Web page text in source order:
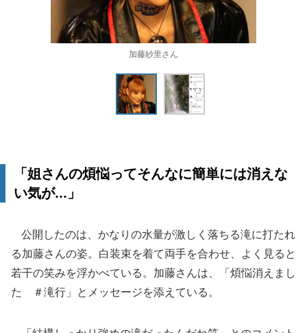
加藤紗里さん
「姐さんの煩悩ってそんなに簡単には消えな
い気が...」
公開したのは、かなりの水量が激しく落ちる滝に打たれ
る加藤さんの姿。白装束を着て両手を合わせ、よく見ると
若干の笑みを浮かべている。加藤さんは、「煩悩消えまし
た ＃滝行」とメッセージを添えている。